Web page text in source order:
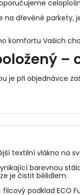
na dřevěné
komfortu Vašich
–
je při objednávce
textilní vlákno na
barevnou
je čistit bělidlem.
podklad ECO